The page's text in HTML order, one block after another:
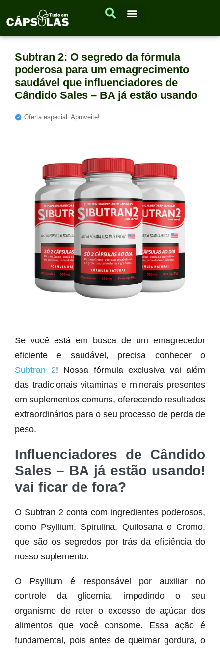
Subtran 2: O segredo da fórmula
poderosa para um emagrecimento
saudável que influenciadores de
Cândido Sales – BA já estão usando
Oferta especial. Aproveite!
Se você está em busca de um emagrecedor
eficiente e saudável, precisa conhecer o
Subtran 2! Nossa fórmula exclusiva vai além
das tradicionais vitaminas e minerais presentes
em suplementos comuns, oferecendo resultados
extraordinários para o seu processo de perda de
peso.
Influenciadores de Cândido
Sales – BA já estão usando!
vai ficar de fora?
O Subtran 2 conta com ingredientes poderosos,
como Psyllium, Spirulina, Quitosana e Cromo,
que são os segredos por trás da eficiência do
nosso suplemento.
O Psyllium é responsável por auxiliar no
controle da glicemia, impedindo o seu
organismo de reter o excesso de açúcar dos
alimentos que você consome. Essa ação é
fundamental, pois antes de queimar gordura, o